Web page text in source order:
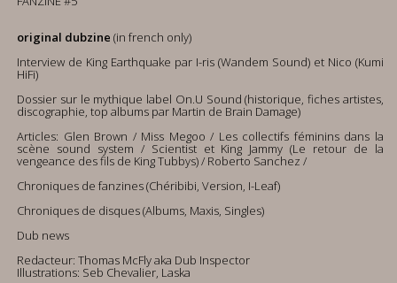
original dubzine (in french only)
Interview de King Earthquake par I-ris (Wandem Sound) et Nico (Kumi
HiFi)
Dossier sur le mythique label On.U Sound (historique, fiches artistes,
discographie, top albums par Martin de Brain Damage)
Articles: Glen Brown / Miss Megoo / Les collectifs féminins dans la
scène sound system / Scientist et King Jammy (Le retour de la
vengeance des fils de King Tubbys) / Roberto Sanchez /
Chroniques de fanzines (Chéribibi, Version, I-Leaf)
Chroniques de disques (Albums, Maxis, Singles)
Dub news
Redacteur: Thomas McFly aka Dub Inspector
Illustrations: Seb Chevalier, Laska